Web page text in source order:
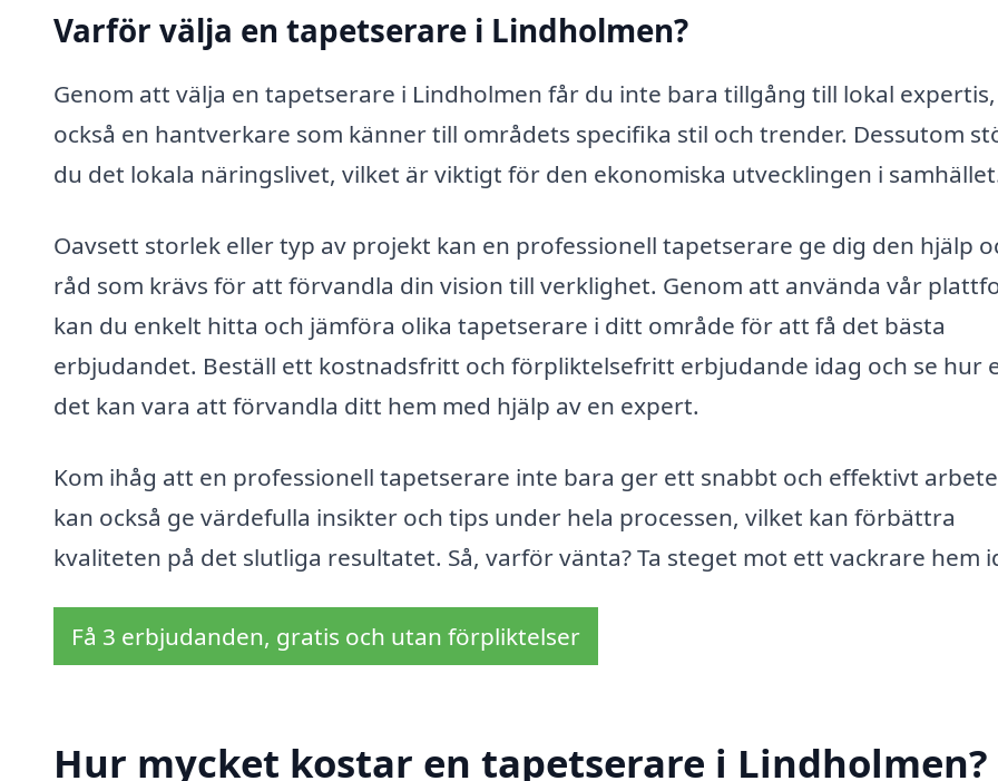
Varför välja en tapetserare i Lindholmen?
Genom att välja en tapetserare i Lindholmen får du inte bara tillgång till lokal
också en hantverkare som känner till områdets specifika stil och trender. Dessutom
du det lokala näringslivet, vilket är viktigt för den ekonomiska utvecklingen i
Oavsett storlek eller typ av projekt kan en professionell tapetserare ge dig den hjälp
råd som krävs för att förvandla din vision till verklighet. Genom att använda vår
kan du enkelt hitta och jämföra olika tapetserare i ditt område för att få det bästa
erbjudandet. Beställ ett kostnadsfritt och förpliktelsefritt erbjudande idag och se hur
det kan vara att förvandla ditt hem med hjälp av en expert.
Kom ihåg att en professionell tapetserare inte bara ger ett snabbt och effektivt
kan också ge värdefulla insikter och tips under hela processen, vilket kan förbättra
kvaliteten på det slutliga resultatet. Så, varför vänta? Ta steget mot ett vackrare hem
Få 3 erbjudanden, gratis och utan förpliktelser
Hur mycket kostar en tapetserare i Lindholmen?